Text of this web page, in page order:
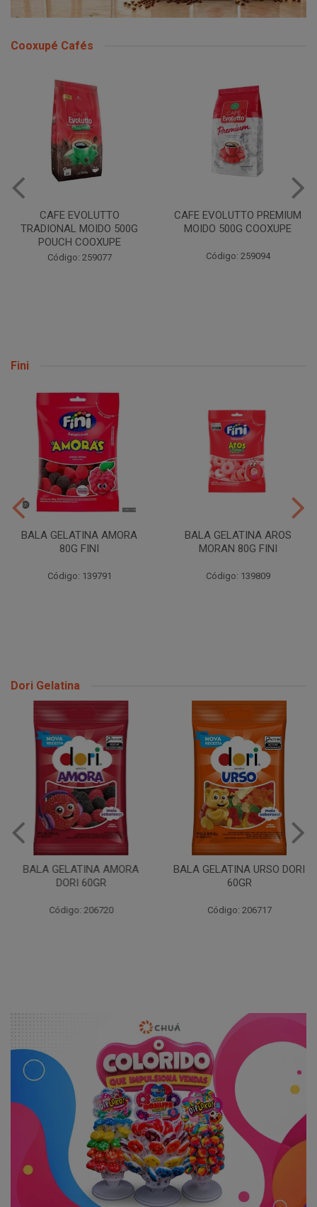
Cooxupé Cafés
500G
CAFE EVOLUTTO PREMIUM
MOIDO 500G COOXUPE
Código: 259094
FILTRO REULT
103 30UN
Código:
Fini
BALA GELATINA AMORA
80G FINI
Código: 139791
BALA GELATINA AROS
MORAN 80G FINI
Código: 139809
Dori Gelatina
BALA GELATINA AMORA
DORI 60GR
Código: 206720
BALA GELATINA URSO DORI
60GR
Código: 206717